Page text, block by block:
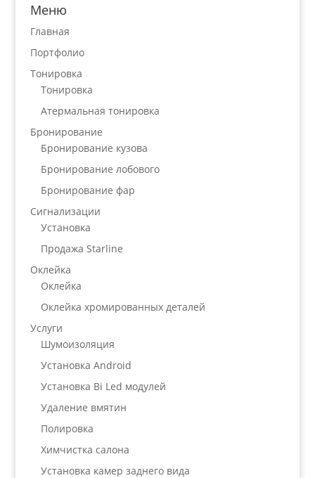
Меню
Главная
Портфолио
Тонировка
Тонировка
Атермальная тонировка
Бронирование
Бронирование кузова
Бронирование лобового
Бронирование фар
Сигнализации
Установка
Продажа Starline
Оклейка
Оклейка
Оклейка хромированных деталей
Услуги
Шумоизоляция
Установка Android
Установка Bi Led модулей
Удаление вмятин
Полировка
Химчистка салона
Установка камер заднего вида